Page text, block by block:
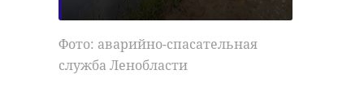
Фото: аварийно-спасательная
служба Ленобласти